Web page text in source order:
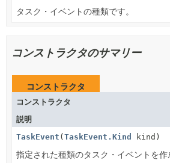
タスク・イベントの種類です。
コンストラクタのサマリー
コンストラクタ
コンストラクタ
説明
TaskEvent ( TaskEvent.Kind kind)
指定された種類のタスク・イベントを作